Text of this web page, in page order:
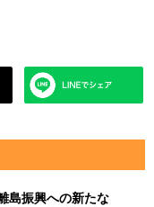
島振興への新たな